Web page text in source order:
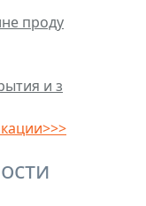
проду
и з